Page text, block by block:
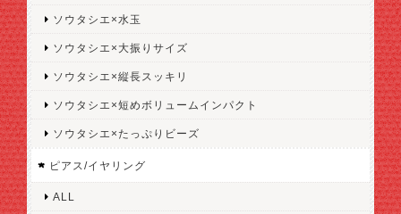
ソウタシエ×水玉
ソウタシエ×大振りサイズ
ソウタシエ×縦長スッキリ
ソウタシエ×短めボリュームインパクト
ソウタシエ×たっぷりビーズ
ピアス/イヤリング
ALL